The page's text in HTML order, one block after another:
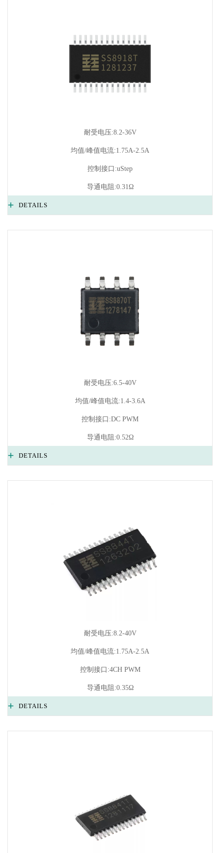
耐受电压:8.2-36V
均值/峰值电流:1.75A-2.5A
控制接口:uStep
导通电阻:0.31Ω
DETAILS
耐受电压:6.5-40V
均值/峰值电流:1.4-3.6A
控制接口:DC PWM
导通电阻:0.52Ω
DETAILS
耐受电压:8.2-40V
均值/峰值电流:1.75A-2.5A
控制接口:4CH PWM
导通电阻:0.35Ω
DETAILS